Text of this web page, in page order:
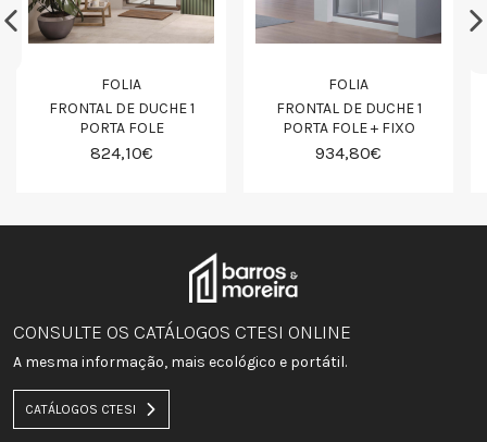
FOLIA
FRONTAL DE DUCHE 1
PORTA FOLE
824,10€
FOLIA
FRONTAL DE DUCHE 1
PORTA FOLE + FIXO
934,80€
CONSULTE OS CATÁLOGOS CTESI ONLINE
A mesma informação, mais ecológico e portátil.
CATÁLOGOS CTESI